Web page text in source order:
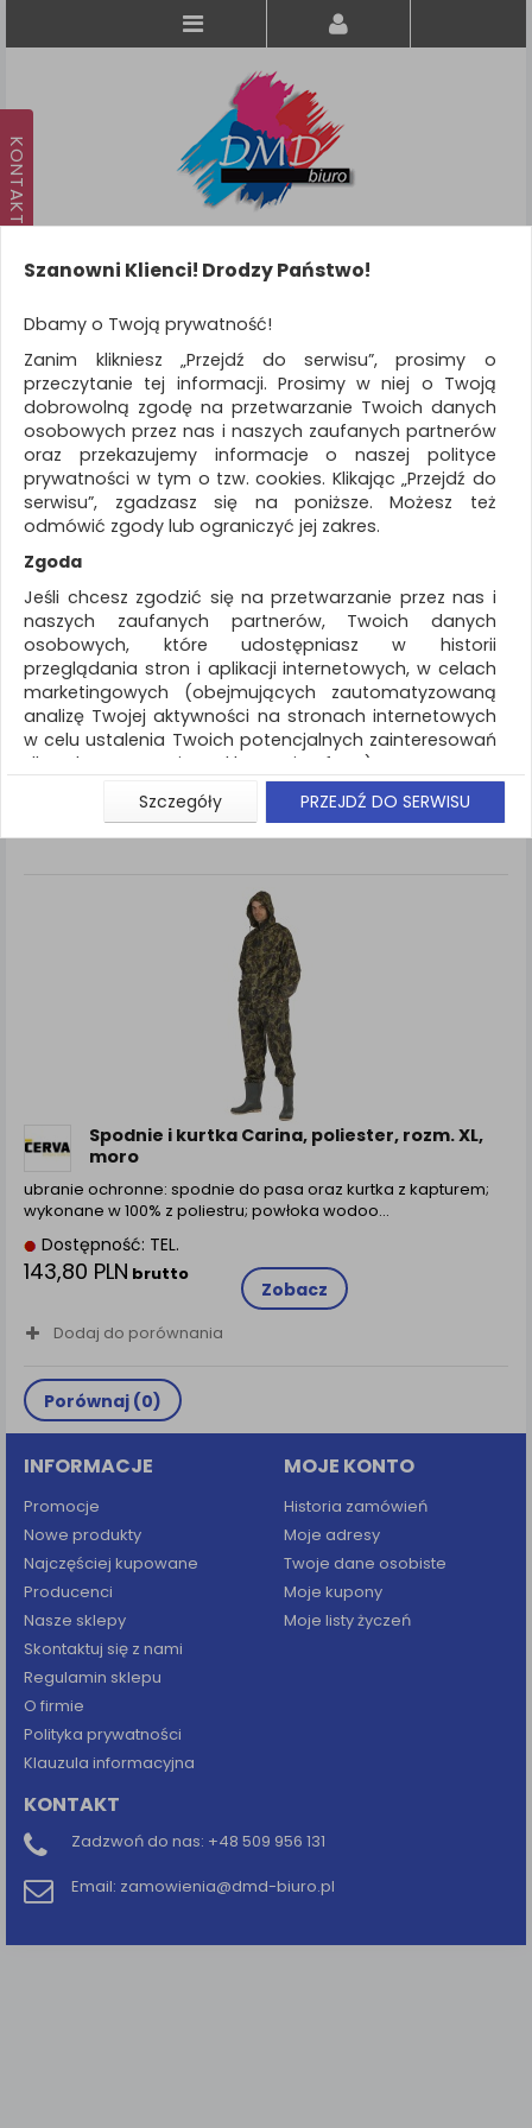
KATEGORIE
WSZYSTKIE KATEGORIE
FILTRY
REKLAMA
AKTUALNOŚCI
Ochrona indywidualna
Zestaw
przeciwdeszczowy
ZNALEZIONYCH PRODUKTÓW: 1 Porównaj (0)
Standardowe
Siatka
Spodnie i kurtka Carina, poliester, rozm. XL,
moro
ubranie ochronne: spodnie do pasa oraz kurtka z kapturem;
wykonane w 100% z poliestru; powłoka wodoo...
Dostępność: TEL.
143,80 PLN brutto
Zobacz
Dodaj do porównania
Porównaj (0)
INFORMACJE
Promocje
Nowe produkty
Najczęściej kupowane
Producenci
Nasze sklepy
Skontaktuj się z nami
Regulamin sklepu
O firmie
Polityka prywatności
Klauzula informacyjna
MOJE KONTO
Historia zamówień
Moje adresy
Twoje dane osobiste
Moje kupony
Moje listy życzeń
KONTAKT
Zadzwoń do nas: +48 509 956 131
Email: zamowienia@dmd-biuro.pl
Szanowni Klienci! Drodzy Państwo!
Dbamy o Twoją prywatność!
Zanim klikniesz „Przejdź do serwisu”, prosimy o
przeczytanie tej informacji. Prosimy w niej o Twoją
dobrowolną zgodę na przetwarzanie Twoich danych
osobowych przez nas i naszych zaufanych partnerów
oraz przekazujemy informacje o naszej polityce
prywatności w tym o tzw. cookies. Klikając „Przejdź do
serwisu”, zgadzasz się na poniższe. Możesz też
odmówić zgody lub ograniczyć jej zakres.
Zgoda
Jeśli chcesz zgodzić się na przetwarzanie przez nas i
naszych zaufanych partnerów, Twoich danych
osobowych, które udostępniasz w historii
przeglądania stron i aplikacji internetowych, w celach
marketingowych (obejmujących zautomatyzowaną
analizę Twojej aktywności na stronach internetowych
w celu ustalenia Twoich potencjalnych zainteresowań
dla dostosowania reklamy i oferty), w tym na
umieszczanie tzw. cookies na Twoich urządzeniach i
ich odczytywanie, kliknij przycisk „Przejdź do serwisu”.
Jeśli nie chcesz wyrazić zgody lub ograniczyć jej
informacje o tym jak to zrobić . Te same informacje
znajdziesz także na podstronie z naszą polityką
prywatności obowiązującą od 25 maja 2018.
W przypadku użytkowników zalogowanych, aby
umożliwić prawidłową realizację Umowy z Państwem i
związane z tym prawidłowe działanie naszej strony
www, a w szczególności np. wysłanie potwierdzenia
zamówienia na Państwa email lub wyświetlenie
Państwu prawidłowych informacji o promocjach czy
cenach indywidualnych, ważna jest Państwa
wcześniejsza zgoda której udzieliliście podczas
zakładania konta.
Każda Państwa zgoda jest dobrowolna i można ją w
dowolnym momencie wycofać.
Polityka prywatności (rozwiń)
Klauzula Informacyjna (rozwiń)
Lista Zaufanych Partnerów (rozwiń)
Szczegóły PRZEJDŹ DO SERWISU